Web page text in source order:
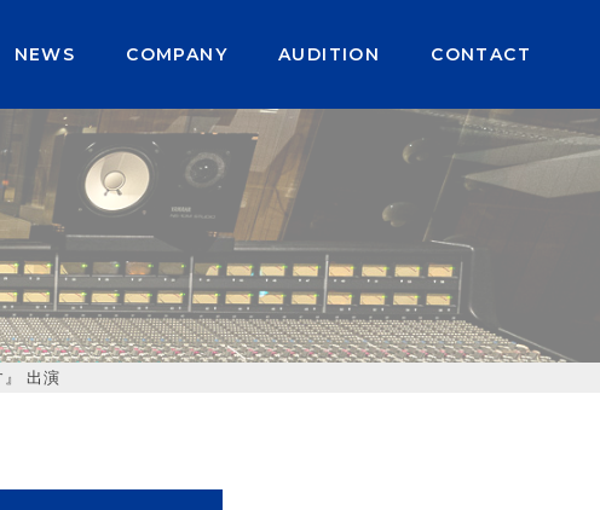
NEWS COMPANY AUDITION CONTACT
』 出演